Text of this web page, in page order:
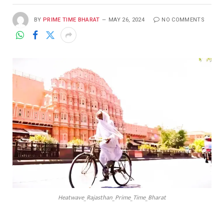
BY PRIME TIME BHARAT MAY 26, 2024 NO COMMENTS
Heatwave_Rajasthan_Prime_Time_Bharat